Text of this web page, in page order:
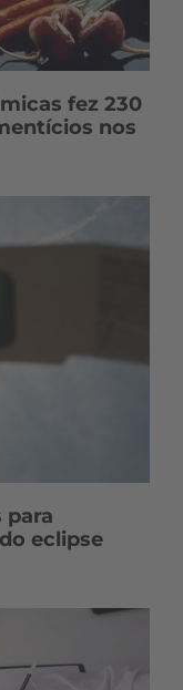
fez 230
nos
para
eclipse